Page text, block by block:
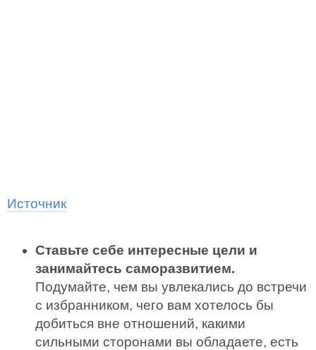
Источник
Ставьте себе интересные цели и
занимайтесь саморазвитием.
Подумайте, чем вы увлекались до встречи
с избранником, чего вам хотелось бы
добиться вне отношений, какими
сильными сторонами вы обладаете, есть